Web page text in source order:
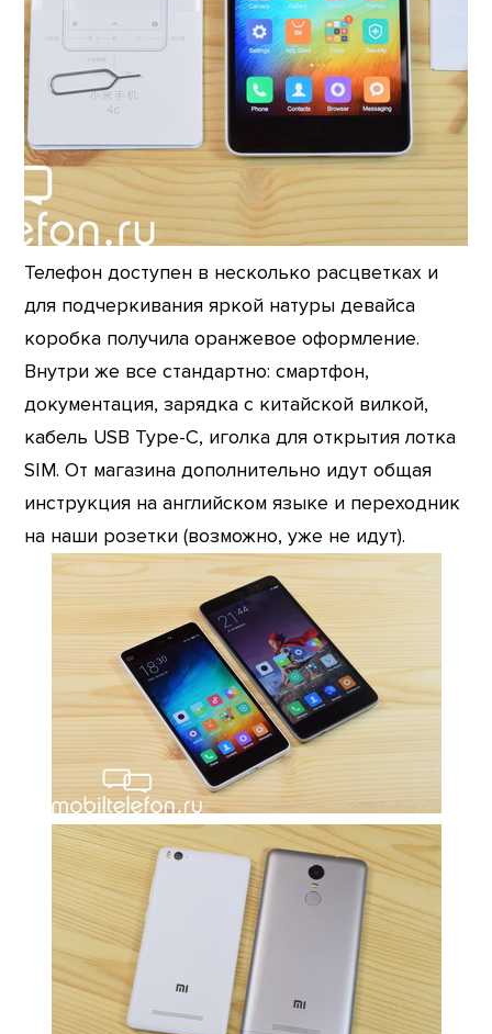
Телефон доступен в несколько расцветках и
для подчеркивания яркой натуры девайса
коробка получила оранжевое оформление.
Внутри же все стандартно: смартфон,
документация, зарядка с китайской вилкой,
кабель USB Type-C, иголка для открытия лотка
SIM. От магазина дополнительно идут общая
инструкция на английском языке и переходник
на наши розетки (возможно, уже не идут).